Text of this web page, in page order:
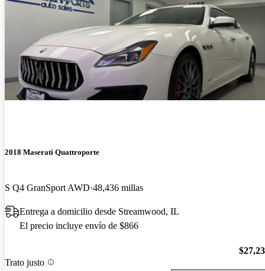
2018 Maserati Quattroporte
S Q4 GranSport AWD 48,436 millas
Entrega a domicilio desde Streamwood, IL
El precio incluye envío de $866
Trato justo